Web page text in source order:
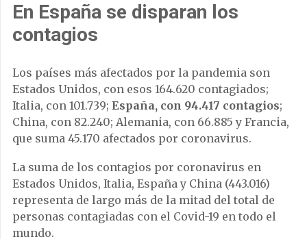
En España se disparan los
contagios
Los países más afectados por la pandemia son
Estados Unidos, con esos 164.620 contagiados;
Italia, con 101.739; España, con 94.417 contagios;
China, con 82.240; Alemania, con 66.885 y Francia,
que suma 45.170 afectados por coronavirus.
La suma de los contagios por coronavirus en
Estados Unidos, Italia, España y China (443.016)
representa de largo más de la mitad del total de
personas contagiadas con el Covid-19 en todo el
mundo.